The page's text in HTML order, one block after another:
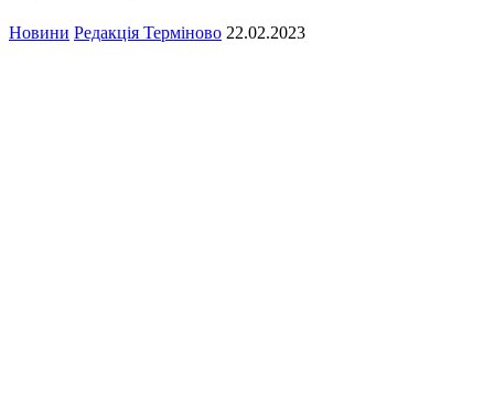
Новини Редакція Терміново 22.02.2023